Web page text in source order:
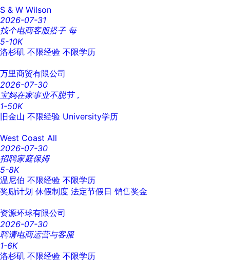
S & W Wilson
2026-07-31
找个电商客服搭子 每
5-10K
洛杉矶 不限经验 不限学历
万里商贸有限公司
2026-07-30
宝妈在家事业不脱节，
1-50K
旧金山 不限经验 University学历
West Coast All
2026-07-30
招聘家庭保姆
5-8K
温尼伯 不限经验 不限学历
奖励计划 休假制度 法定节假日 销售奖金
资源环球有限公司
2026-07-30
聘请电商运营与客服
1-6K
洛杉矶 不限经验 不限学历